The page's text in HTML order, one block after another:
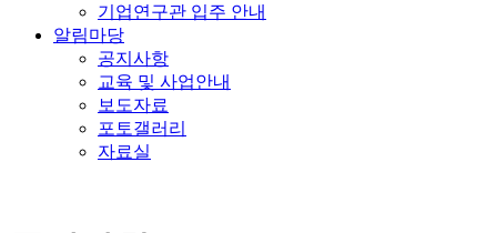
기업연구관 입주 안내
알림마당
공지사항
교육 및 사업안내
보도자료
포토갤러리
자료실